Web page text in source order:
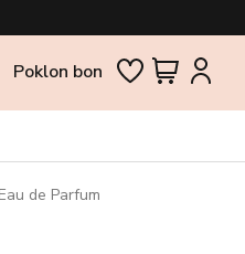
Poklon bon
de Parfum